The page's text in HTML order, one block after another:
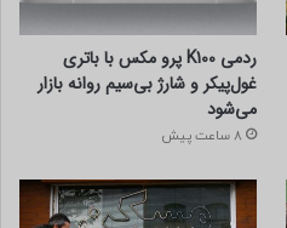
ردمی K100 پرو مکس با باتری
غول‌پیکر و شارژ بی‌سیم روانه بازار
می‌شود
8 ساعت پیش